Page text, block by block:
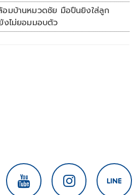
อมบ้านหมวดชัย มือปืนยิงใส่ลูก
ไม่ยอมมอบตัว